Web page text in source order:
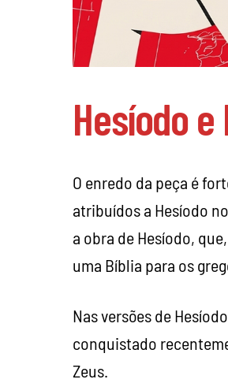
Hesíodo
O enredo da peça é
atribuídos a Hesíodo
a obra de Hesíodo,
uma Bíblia para os
Nas versões de
conquistado
Zeus.